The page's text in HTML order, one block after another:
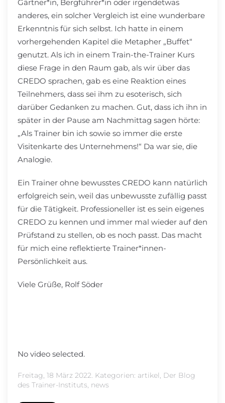
Gärtner*in, Bergführer*in oder irgendetwas
anderes, ein solcher Vergleich ist eine wunderbare
Erkenntnis für sich selbst. Ich hatte in einem
vorhergehenden Kapitel die Metapher „Buffet“
genutzt. Als ich in einem Train-the-Trainer Kurs
diese Frage in den Raum gab, als wir über das
CREDO sprachen, gab es eine Reaktion eines
Teilnehmers, dass sei ihm zu esoterisch, sich
darüber Gedanken zu machen. Gut, dass ich ihn in
später in der Pause am Nachmittag sagen hörte:
„Als Trainer bin ich sowie so immer die erste
Visitenkarte des Unternehmens!“ Da war sie, die
Analogie.
Ein Trainer ohne bewusstes CREDO kann natürlich
erfolgreich sein, weil das unbewusste zufällig passt
für die Tätigkeit. Professioneller ist es sein eigenes
CREDO zu kennen und immer mal wieder auf den
Prüfstand zu stellen, ob es noch passt. Das macht
für mich eine reflektierte Trainer*innen-
Persönlichkeit aus.
Viele Grüße, Rolf Söder
No video selected.
Freitag, 18 März 2022. Kategorien: artikel, Der Blog
des Trainer-Instituts, news